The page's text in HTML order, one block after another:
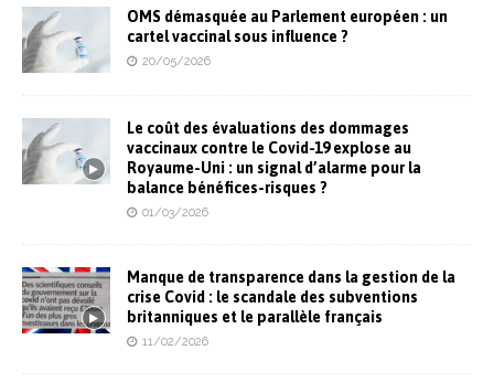
OMS démasquée au Parlement européen : un
cartel vaccinal sous influence ?
20/05/2026
Le coût des évaluations des dommages
vaccinaux contre le Covid-19 explose au
Royaume-Uni : un signal d’alarme pour la
balance bénéfices-risques ?
01/03/2026
Manque de transparence dans la gestion de la
crise Covid : le scandale des subventions
britanniques et le parallèle français
11/02/2026